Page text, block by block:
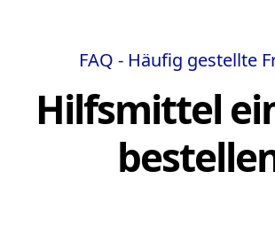
FAQ - Häufig gestellte
Hilfsmittel